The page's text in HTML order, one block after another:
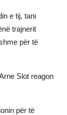
e tij, tani
trajnerit
për të
Slot reagon
për të